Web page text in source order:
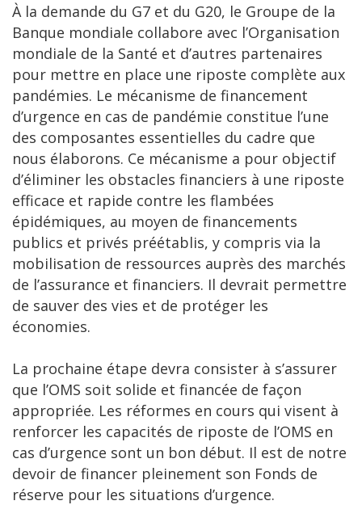
À la demande du G7 et du G20, le Groupe de la
Banque mondiale collabore avec l’Organisation
mondiale de la Santé et d’autres partenaires
pour mettre en place une riposte complète aux
pandémies. Le mécanisme de financement
d’urgence en cas de pandémie constitue l’une
des composantes essentielles du cadre que
nous élaborons. Ce mécanisme a pour objectif
d’éliminer les obstacles financiers à une riposte
efficace et rapide contre les flambées
épidémiques, au moyen de financements
publics et privés préétablis, y compris via la
mobilisation de ressources auprès des marchés
de l’assurance et financiers. Il devrait permettre
de sauver des vies et de protéger les
économies.
La prochaine étape devra consister à s’assurer
que l’OMS soit solide et financée de façon
appropriée. Les réformes en cours qui visent à
renforcer les capacités de riposte de l’OMS en
cas d’urgence sont un bon début. Il est de notre
devoir de financer pleinement son Fonds de
réserve pour les situations d’urgence.